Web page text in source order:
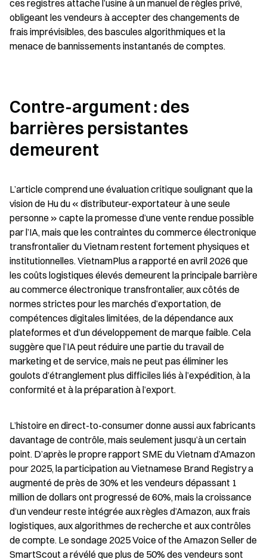
ces registres attache l’usine à un manuel de règles privé,
obligeant les vendeurs à accepter des changements de
frais imprévisibles, des bascules algorithmiques et la
menace de bannissements instantanés de comptes.
Contre-argument : des
barrières persistantes
demeurent
L’article comprend une évaluation critique soulignant que la
vision de Hu du « distributeur-exportateur à une seule
personne » capte la promesse d’une vente rendue possible
par l’IA, mais que les contraintes du commerce électronique
transfrontalier du Vietnam restent fortement physiques et
institutionnelles. VietnamPlus a rapporté en avril 2026 que
les coûts logistiques élevés demeurent la principale barrière
au commerce électronique transfrontalier, aux côtés de
normes strictes pour les marchés d’exportation, de
compétences digitales limitées, de la dépendance aux
plateformes et d’un développement de marque faible. Cela
suggère que l’IA peut réduire une partie du travail de
marketing et de service, mais ne peut pas éliminer les
goulots d’étranglement plus difficiles liés à l’expédition, à la
conformité et à la préparation à l’export.
L’histoire en direct-to-consumer donne aussi aux fabricants
davantage de contrôle, mais seulement jusqu’à un certain
point. D’après le propre rapport SME du Vietnam d’Amazon
pour 2025, la participation au Vietnamese Brand Registry a
augmenté de près de 30% et les vendeurs dépassant 1
million de dollars ont progressé de 60%, mais la croissance
d’un vendeur reste intégrée aux règles d’Amazon, aux frais
logistiques, aux algorithmes de recherche et aux contrôles
de compte. Le sondage 2025 Voice of the Amazon Seller de
SmartScout a révélé que plus de 50% des vendeurs sont